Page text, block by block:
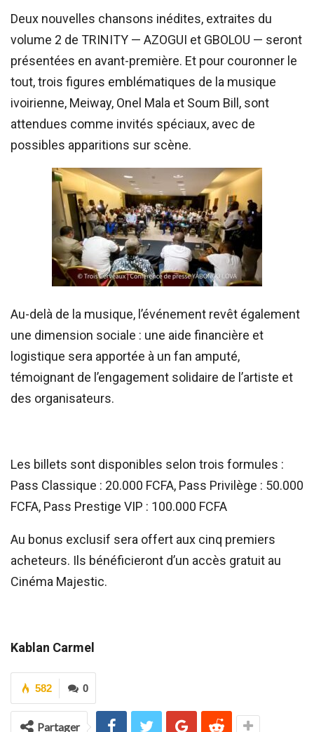
Deux nouvelles chansons inédites, extraites du
volume 2 de TRINITY — AZOGUI et GBOLOU — seront
présentées en avant-première. Et pour couronner le
tout, trois figures emblématiques de la musique
ivoirienne, Meiway, Onel Mala et Soum Bill, sont
attendues comme invités spéciaux, avec de
possibles apparitions sur scène.
Au-delà de la musique, l’événement revêt également
une dimension sociale : une aide financière et
logistique sera apportée à un fan amputé,
témoignant de l’engagement solidaire de l’artiste et
des organisateurs.
Les billets sont disponibles selon trois formules :
Pass Classique : 20.000 FCFA, Pass Privilège : 50.000
FCFA, Pass Prestige VIP : 100.000 FCFA
Au bonus exclusif sera offert aux cinq premiers
acheteurs. Ils bénéficieront d’un accès gratuit au
Cinéma Majestic.
Kablan Carmel
0
582
Partager